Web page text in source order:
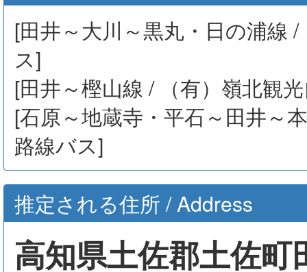
[田井～大川～黒丸・日の浦線
ス]
[田井～樫山線 / （有）嶺北観
[石原～地蔵寺・平石～田井～
路線バス]
推定される住所 / Address
高知県土佐郡土佐町